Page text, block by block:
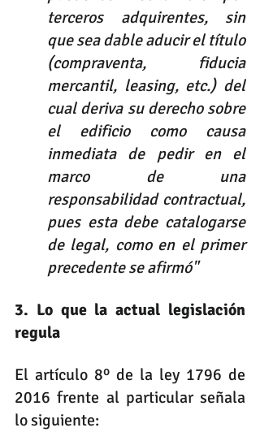
terceros adquirentes, sin
que sea dable aducir el título
(compraventa, fiducia
mercantil, leasing, etc.) del
cual deriva su derecho sobre
el edificio como causa
inmediata de pedir en el
marco de una
responsabilidad contractual,
pues esta debe catalogarse
de legal, como en el primer
precedente se afirmó"
3. Lo que la actual legislación
regula
El artículo 8º de la ley 1796 de
2016 frente al particular señala
lo siguiente: